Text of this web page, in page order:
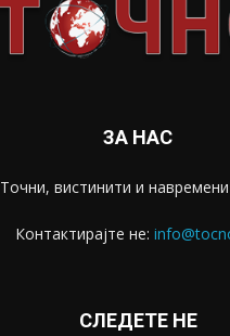
ЗА НАС
Точни, вистинити и
Контактирајте не:
СЛЕДЕТЕ НЕ